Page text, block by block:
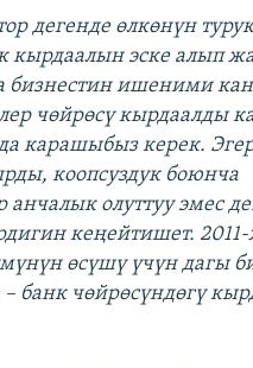
дегенде өлкөнүн
кырдаалын эске алып
бизнестин ишеними
чөйрөсү кырдаалды
карашыбыз керек.
коопсуздук боюнча
анчалык олуттуу эмес
кеңейтишет.
өсүшү үчүн дагы
банк чөйрөсүндөгү